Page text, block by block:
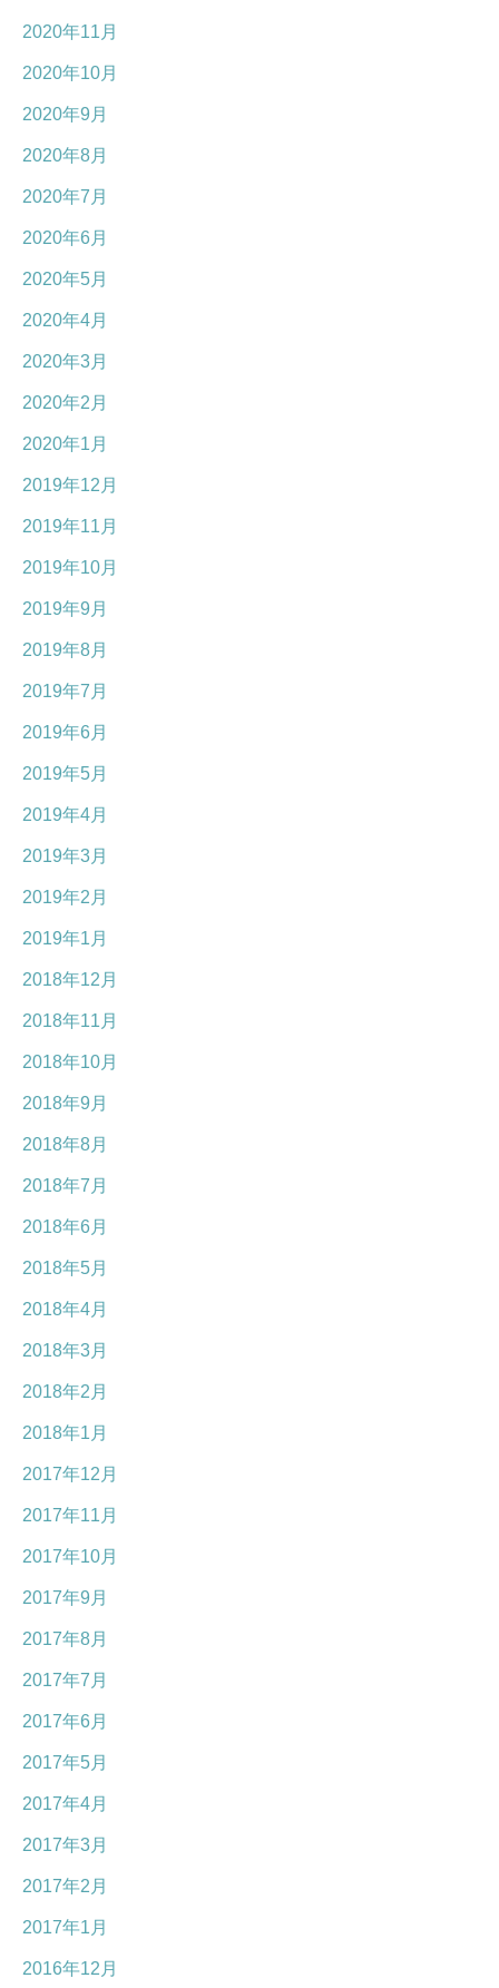
2020年11月
2020年10月
2020年9月
2020年8月
2020年7月
2020年6月
2020年5月
2020年4月
2020年3月
2020年2月
2020年1月
2019年12月
2019年11月
2019年10月
2019年9月
2019年8月
2019年7月
2019年6月
2019年5月
2019年4月
2019年3月
2019年2月
2019年1月
2018年12月
2018年11月
2018年10月
2018年9月
2018年8月
2018年7月
2018年6月
2018年5月
2018年4月
2018年3月
2018年2月
2018年1月
2017年12月
2017年11月
2017年10月
2017年9月
2017年8月
2017年7月
2017年6月
2017年5月
2017年4月
2017年3月
2017年2月
2017年1月
2016年12月